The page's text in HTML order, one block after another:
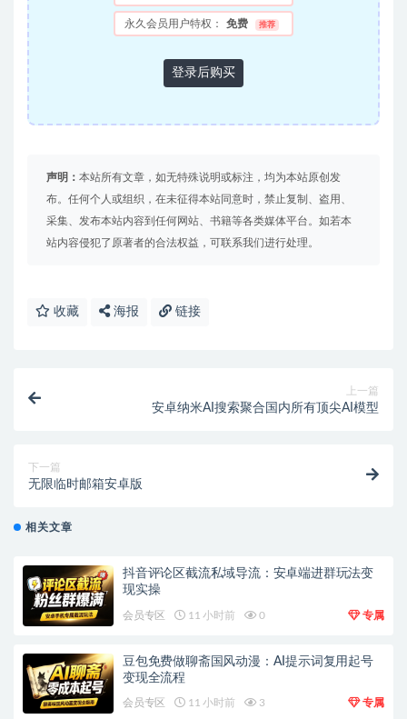
永久会员用户特权： 免费 推荐
登录后购买
声明： 本站所有文章，如无特殊说明或标注，均为本站原创发
布。任何个人或组织，在未征得本站同意时，禁止复制、盗用、
采集、发布本站内容到任何网站、书籍等各类媒体平台。如若本
站内容侵犯了原著者的合法权益，可联系我们进行处理。
收藏 海报 链接
上一篇
安卓纳米AI搜索聚合国内所有顶尖AI模型
下一篇
无限临时邮箱安卓版
相关文章
抖音评论区截流私域导流：安卓端进群玩法变
现实操
会员专区 11 小时前 0 专属
豆包免费做聊斋国风动漫：AI提示词复用起号
变现全流程
会员专区 11 小时前 3 专属